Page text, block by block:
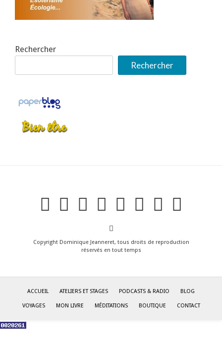
Rechercher
Rechercher
Copyright Dominique Jeanneret, tous droits de reproduction
réservés en tout temps
ACCUEIL ATELIERS ET STAGES PODCASTS & RADIO BLOG
VOYAGES MON LIVRE MÉDITATIONS BOUTIQUE CONTACT